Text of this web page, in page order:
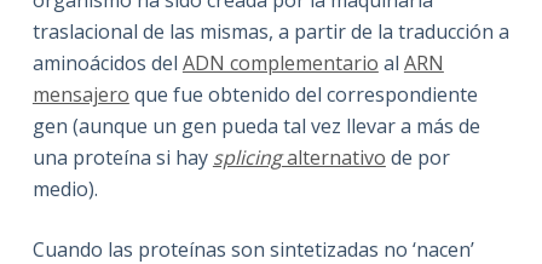
traslacional de las mismas, a partir de la traducción a
aminoácidos del ADN complementario al ARN
mensajero que fue obtenido del correspondiente
gen (aunque un gen pueda tal vez llevar a más de
una proteína si hay splicingalternativo de por
medio).
Cuando las proteínas son sintetizadas no ‘nacen’